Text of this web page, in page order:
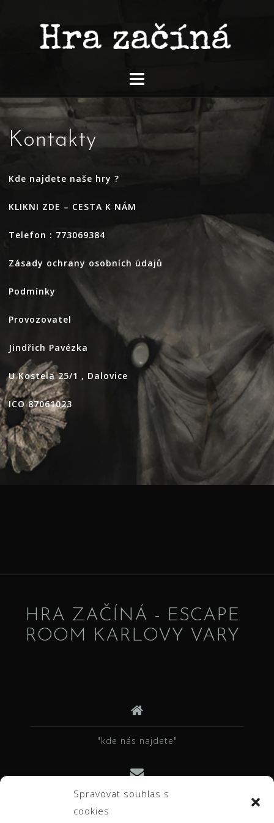
Spravovat souhlas s
cookies
Kontakty
Kde najdete naše hry ?
KLIKNI ZDE – CESTA K NÁM
Telefon : 773069384
Zásady ochrany osobních údajů
Podmínky
Provozovatel
Jindřich Pavézka
U Kostela 25/1 , Dalovice
ICO 87061023
HRA ZAČÍNÁ - ESCAPE
ROOM KARLOVY VARY
"kde nás najdete"